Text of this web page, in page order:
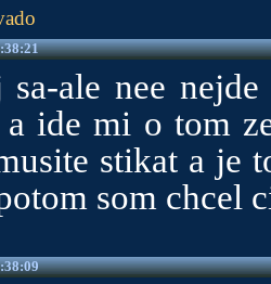
sa-ale nee
a ide mi o tom
stikat a je
som chcel